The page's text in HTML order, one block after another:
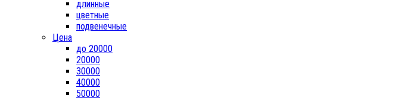
длинные
цветные
подвенечные
Цена
до 20000
20000
30000
40000
50000